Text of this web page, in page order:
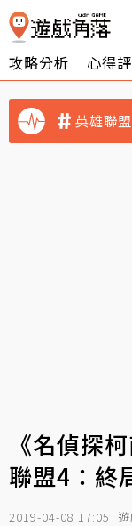
攻略分析 心得
英雄聯盟
《名偵探
聯盟4：終
2019-04-08 17:05